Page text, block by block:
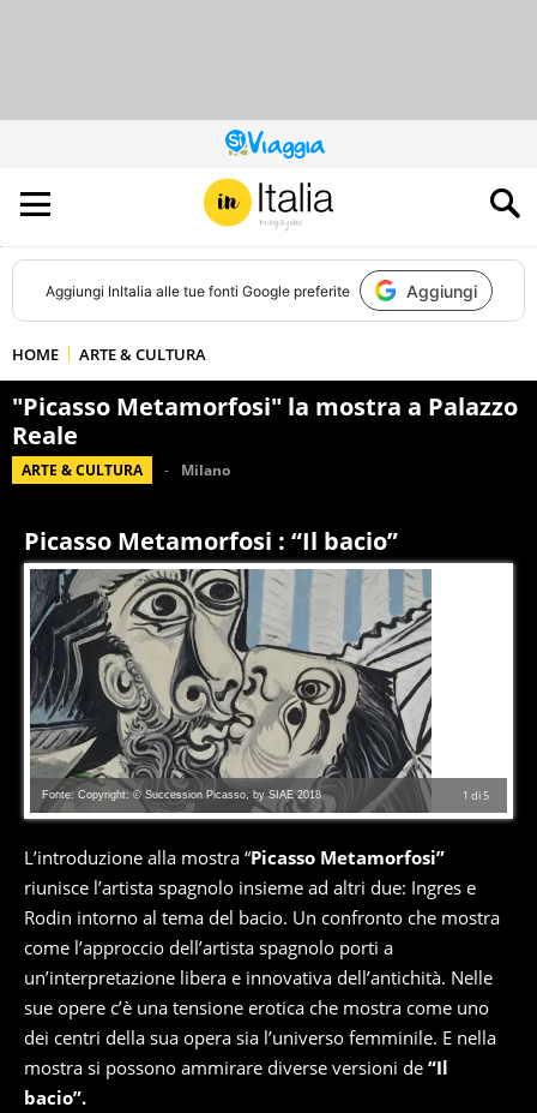
QUESTO
SITO
CONTRIBUISCE
ALL’AUDIENCE
DI
Aggiungi InItalia alle tue fonti Google preferite Aggiungi
HOME ARTE & CULTURA
"Picasso Metamorfosi" la mostra a Palazzo
Reale
ARTE & CULTURA Milano
Picasso Metamorfosi : “Il bacio”
1 di5
Fonte: Copyright: © Succession Picasso, by SIAE 2018
L’introduzione alla mostra “Picasso Metamorfosi”
riunisce l’artista spagnolo insieme ad altri due: Ingres e
Rodin intorno al tema del bacio. Un confronto che mostra
come l’approccio dell’artista spagnolo porti a
un’interpretazione libera e innovativa dell’antichità. Nelle
sue opere c’è una tensione erotica che mostra come uno
dei centri della sua opera sia l’universo femminile. E nella
mostra si possono ammirare diverse versioni de “Il
bacio”.